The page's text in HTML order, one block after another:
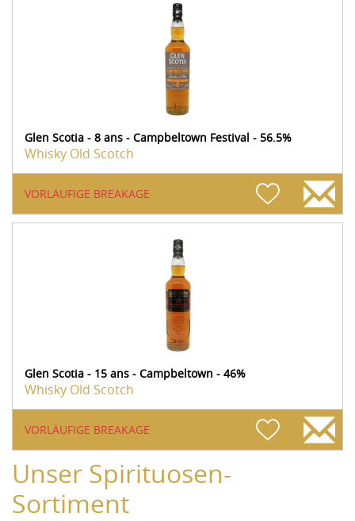
Glen Scotia - 8 ans - Campbeltown Festival - 56.5%
Whisky Old Scotch
VORLÄUFIGE BREAKAGE
Glen Scotia - 15 ans - Campbeltown - 46%
Whisky Old Scotch
VORLÄUFIGE BREAKAGE
Unser Spirituosen-
Sortiment